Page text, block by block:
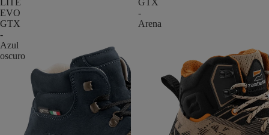
LITE
EVO
GTX
-
Azul
oscuro
GTX
-
Arena